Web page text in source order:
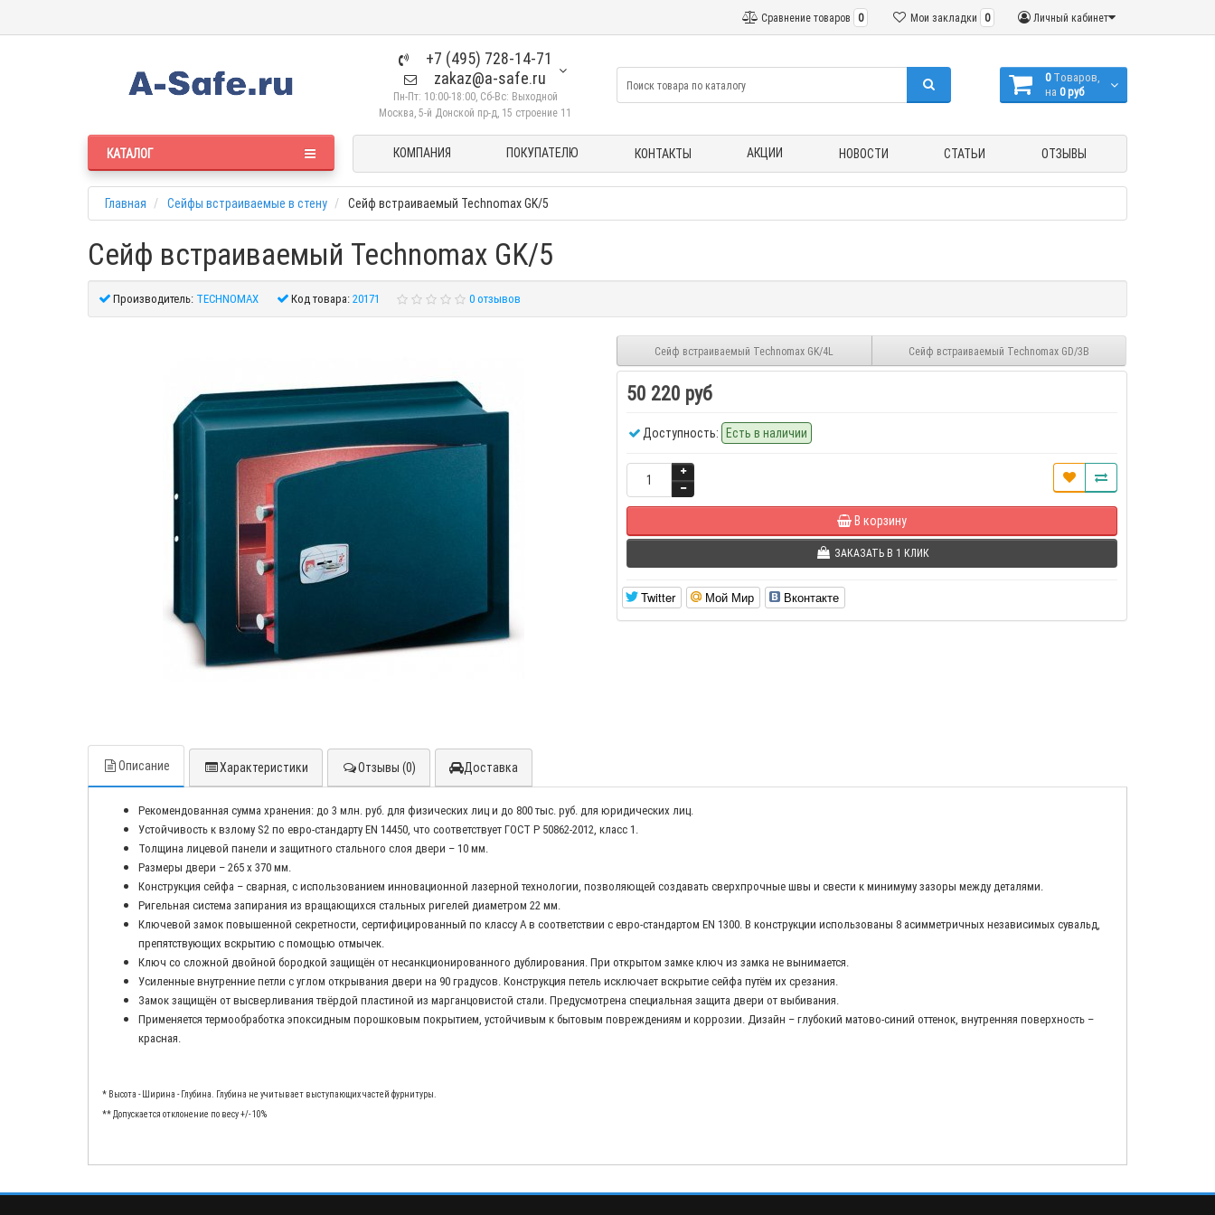
Личный кабинет
Мои закладки 0
Сравнение товаров 0
+7 (495) 728-14-71
zakaz@a-safe.ru
Пн-Пт: 10:00-18:00, Сб-Вс: Выходной
Москва, 5-й Донской пр-д, 15 строение 11
0 Tоваров,
на 0 руб
КАТАЛОГ КОМПАНИЯ ПОКУПАТЕЛЮ КОНТАКТЫ АКЦИИ НОВОСТИ СТАТЬИ ОТЗЫВЫ
Главная Сейфы встраиваемые в стену Сейф встраиваемый Technomax GK/5
Сейф встраиваемый Technomax GK/5
Производитель: TECHNOMAX Код товара:20171 0 отзывов
Сейф встраиваемый Technomax GK/4L Сейф встраиваемый Technomax GD/3В
50 220 руб
Доступность: Есть в наличии
В корзину
ЗАКАЗАТЬ В 1 КЛИК
Twitter Мой Мир Вконтакте
Описание Характеристики Отзывы (0) Доставка
Рекомендованная сумма хранения: до 3 млн. руб. для физических лиц и до 800 тыс. руб. для юридических лиц.
Устойчивость к взлому S2 по евро-стандартуEN 14450, что соответствует ГОСТ Р 50862-2012, класс 1.
Толщина лицевой панели и защитного стального слоя двери – 10 мм.
Размеры двери – 265 х 370 мм.
Конструкция сейфа – сварная, с использованием инновационной лазерной технологии, позволяющей создавать сверхпрочные швы и свести к минимуму зазоры между деталями.
Ригельная система запирания из вращающихся стальных ригелей диаметром 22 мм.
Ключевой замок повышенной секретности, сертифицированный по классу А в соответствии с евро-стандартом EN 1300. В конструкции использованы 8 асимметричных независимых сувальд,
препятствующих вскрытию с помощью отмычек.
Ключ со сложной двойной бородкой защищён от несанкционированного дублирования. При открытом замке ключ из замка не вынимается.
Усиленные внутренние петли с углом открывания двери на 90 градусов. Конструкция петель исключает вскрытие сейфа путём их срезания.
Замок защищён от высверливания твёрдой пластиной из марганцовистой стали. Предусмотрена специальная защита двери от выбивания.
Применяется термообработка эпоксидным порошковым покрытием, устойчивым к бытовым повреждениям и коррозии. Дизайн – глубокий матово-синий оттенок, внутренняя поверхность –
красная.
* Высота - Ширина - Глубина. Глубина не учитывает выступающих частей фурнитуры.
** Допускается отклонение по весу +/- 10%